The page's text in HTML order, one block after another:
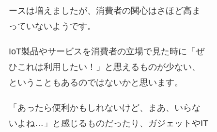
ースは増えましたが、消費者の関心はさほど高ま
っていないようです。
IoT製品やサービスを消費者の立場で見た時に「ぜ
ひこれは利用したい！」と思えるものが少ない、
ということもあるのではないかと思います。
「あったら便利かもしれないけど、まあ、いらな
いよね…」と感じるものだったり、ガジェットやIT